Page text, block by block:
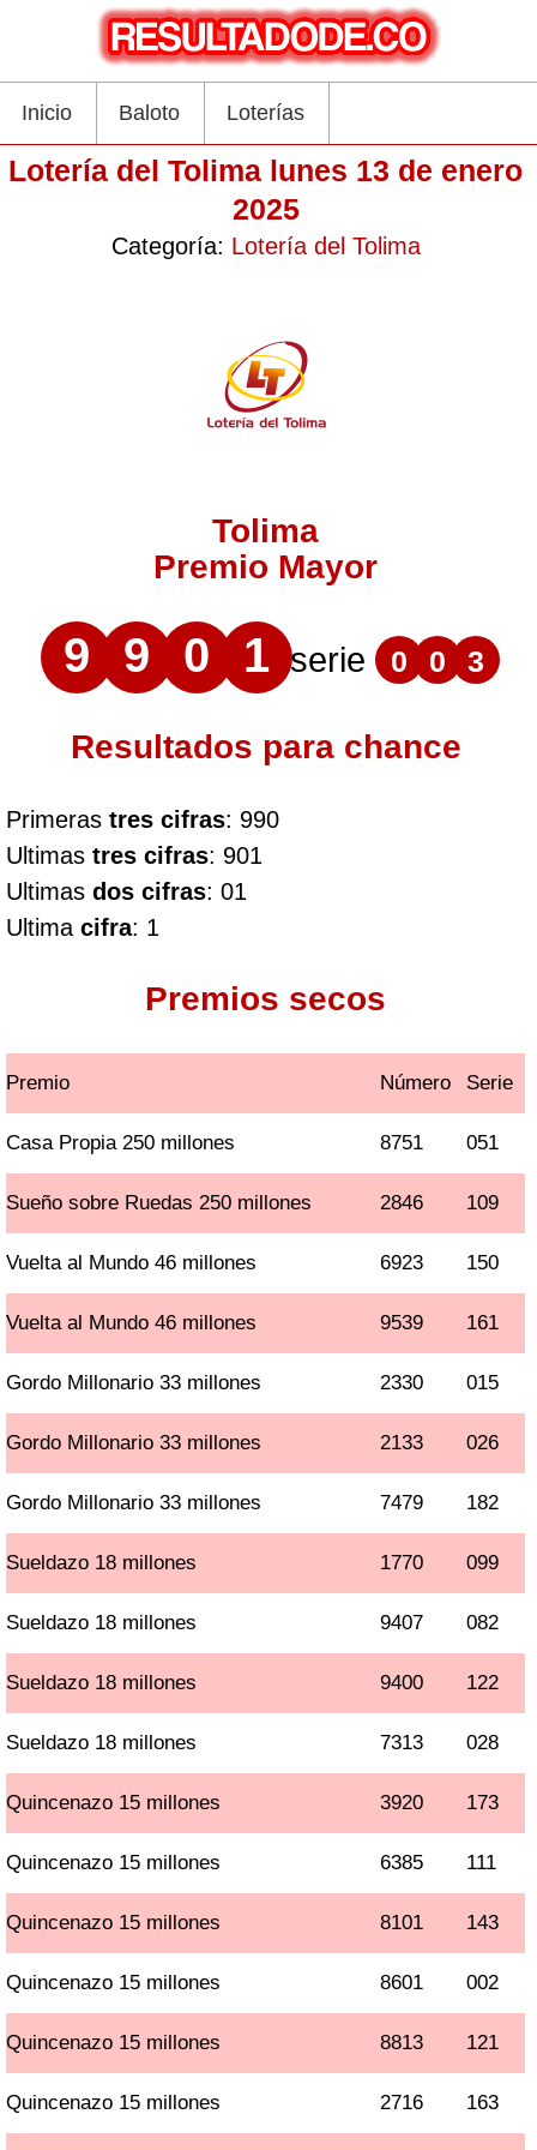
Inicio Baloto Loterías
Lotería del Tolima lunes 13 de enero
2025
Categoría: Lotería del Tolima
Tolima
Premio Mayor
9 9 0 1 serie 0 0 3
Resultados para chance
Primeras tres cifras: 990
Ultimas tres cifras: 901
Ultimas dos cifras: 01
Ultima cifra: 1
Premios secos
Premio Número Serie
Casa Propia 250 millones 8751 051
Sueño sobre Ruedas 250 millones 2846 109
Vuelta al Mundo 46 millones 6923 150
Vuelta al Mundo 46 millones 9539 161
Gordo Millonario 33 millones 2330 015
Gordo Millonario 33 millones 2133 026
Gordo Millonario 33 millones 7479 182
Sueldazo 18 millones 1770 099
Sueldazo 18 millones 9407 082
Sueldazo 18 millones 9400 122
Sueldazo 18 millones 7313 028
Quincenazo 15 millones 3920 173
Quincenazo 15 millones 6385 111
Quincenazo 15 millones 8101 143
Quincenazo 15 millones 8601 002
Quincenazo 15 millones 8813 121
Quincenazo 15 millones 2716 163